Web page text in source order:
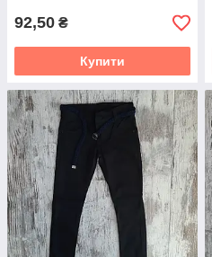
92,50 ₴
Купити